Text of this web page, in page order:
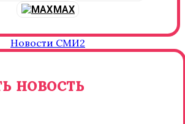
MAX
Новости СМИ2
новость